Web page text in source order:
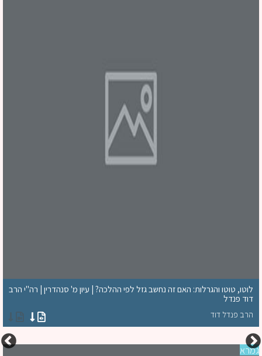
לוטו, טוטו והגרלות: האם זה נחשב גזל לפי ההלכה? | עיון מ' סנהדרין | רה"י הרב
דוד פנדל
הרב פנדל דוד